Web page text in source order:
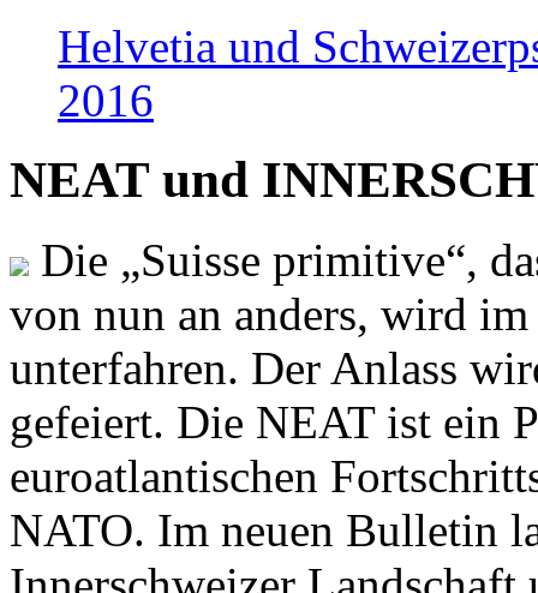
Helvetia und
2016
NEAT und
Die „Suisse primitive“,
von nun an anders, wird
unterfahren. Der Anlass
gefeiert. Die NEAT ist ein
euroatlantischen
NATO. Im neuen Bulletin